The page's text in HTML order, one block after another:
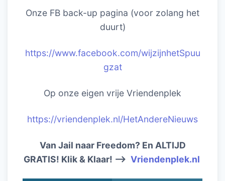
Onze FB back-up pagina (voor zolang het
duurt)
https://www.facebook.com/wijzijnhetSpuu
gzat
Op onze eigen vrije Vriendenplek
https://vriendenplek.nl/HetAndereNieuws
Van Jail naar Freedom? En ALTIJD
GRATIS! Klik & Klaar! –> Vriendenplek.nl